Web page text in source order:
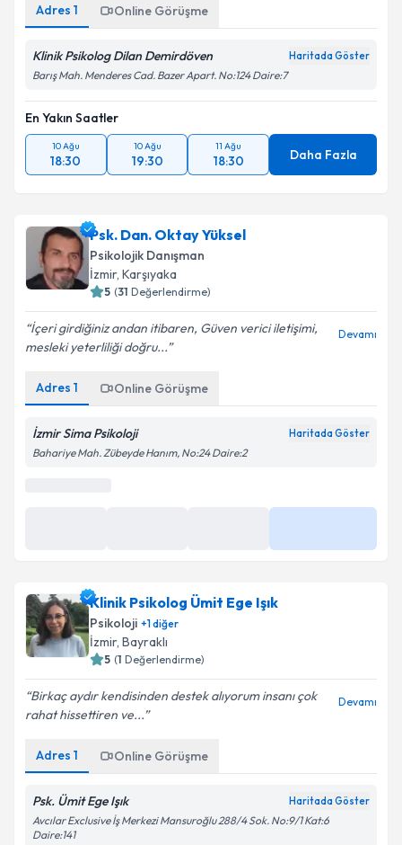
Adres 1 Online Görüşme
Klinik Psikolog Dilan Demirdöven Haritada Göster
Barış Mah. Menderes Cad. Bazer Apart. No:124 Daire:7
En Yakın Saatler
10 Ağu
18:30
10 Ağu
19:30
11 Ağu
18:30 Daha Fazla
Psk. Dan. Oktay Yüksel
Psikolojik Danışman
İzmir, Karşıyaka
5 (31 Değerlendirme)
İçeri girdiğiniz andan itibaren, Güven verici iletişimi,
mesleki yeterliliği doğru...
Devamı
Adres 1 Online Görüşme
İzmir Sima Psikoloji Haritada Göster
Bahariye Mah. Zübeyde Hanım, No:24 Daire:2
Klinik Psikolog Ümit Ege Işık
Psikoloji +1diğer
İzmir, Bayraklı
5 (1 Değerlendirme)
Birkaç aydır kendisinden destek alıyorum insanı çok
rahat hissettiren ve...
Devamı
Adres 1 Online Görüşme
Psk. Ümit Ege Işık Haritada Göster
Avcılar Exclusive İş Merkezi Mansuroğlu 288/4 Sok. No:9/1 Kat:6
Daire:141